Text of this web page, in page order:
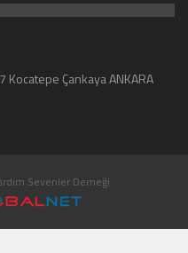
Kocatepe Çankaya ANKARA
Sevenler Derneği